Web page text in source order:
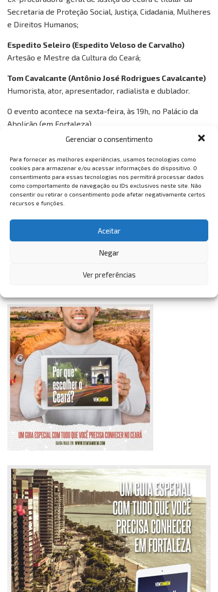
Gerenciar o consentimento
Para fornecer as melhores experiências, usamos tecnologias como
cookies para armazenar e/ou acessar informações do dispositivo. O
consentimento para essas tecnologias nos permitirá processar dados
como comportamento de navegação ou IDs exclusivos neste site. Não
consentir ou retirar o consentimento pode afetar negativamente certos
recursos e funções.
Aceitar
Negar
Ver preferências
Secretaria de Proteção Social, Justiça, Cidadania, Mulheres
e Direitos Humanos;
Espedito Seleiro (Espedito Veloso de Carvalho)
Artesão e Mestre da Cultura do Ceará;
Tom Cavalcante (Antônio José Rodrigues Cavalcante)
Humorista, ator, apresentador, radialista e dublador.
O evento acontece na sexta-feira, às 19h, no Palácio da
Abolição (em Fortaleza).
Governo do Ceará medalha da abolição preto zezé
tom cavalcante
VemTambém